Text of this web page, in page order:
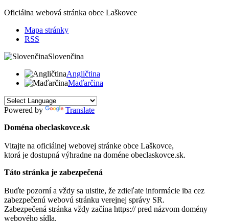
Oficiálna webová stránka obce Laškovce
Mapa stránky
RSS
Slovenčina
Angličtina
Maďarčina
Powered by
Translate
Doména obeclaskovce.sk
Vitajte na oficiálnej webovej stránke obce Laškovce,
ktorá je dostupná výhradne na doméne obeclaskovce.sk.
Táto stránka je zabezpečená
Buďte pozorní a vždy sa uistite, že zdieľate informácie iba cez
zabezpečenú webovú stránku verejnej správy SR.
Zabezpečená stránka vždy začína https:// pred názvom domény
webového sídla.